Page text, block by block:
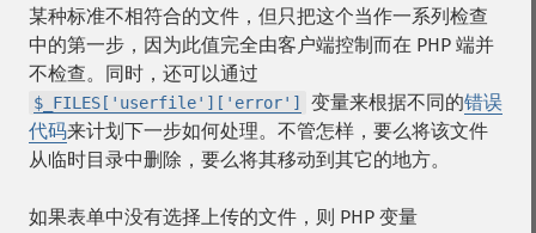
某种标准不相符合的文件，但只把这个当作一系列检查
中的第一步，因为此值完全由客户端控制而在 PHP 端并
不检查。同时，还可以通过
$_FILES['userfile']['error'] 变量来根据不同的错误
代码来计划下一步如何处理。不管怎样，要么将该文件
从临时目录中删除，要么将其移动到其它的地方。
如果表单中没有选择上传的文件，则 PHP 变量